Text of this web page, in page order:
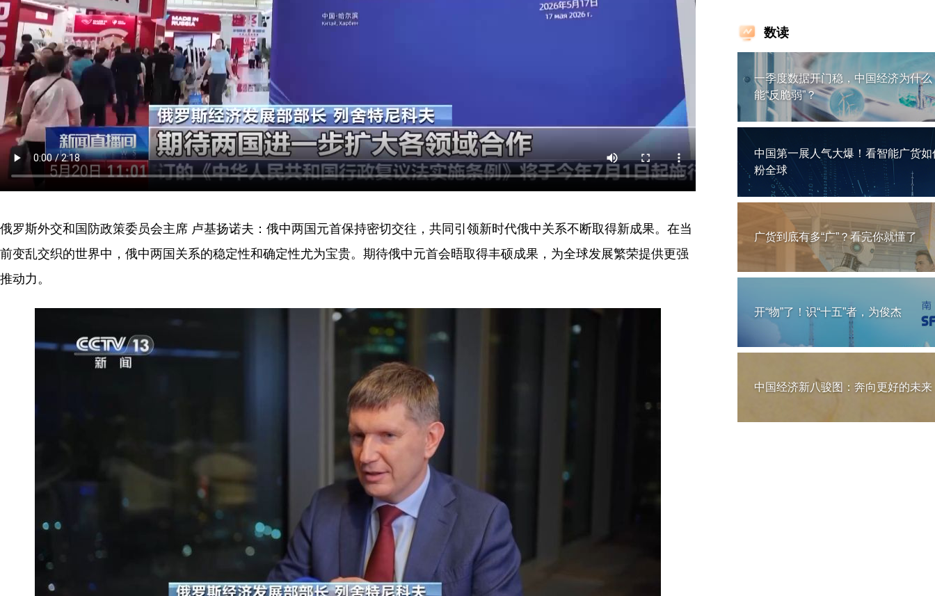
俄罗斯外交和国防政策委员会主席 卢基扬诺夫：俄中两国元首保持密切交往，共同引领新时代俄中关系不断取得新成果。在当
前变乱交织的世界中，俄中两国关系的稳定性和确定性尤为宝贵。期待俄中元首会晤取得丰硕成果，为全球发展繁荣提供更强
推动力。
数读
一季度数据开门稳，中国经济为什么
能“反脆弱”？
中国第一展人气大爆！看智能广货如
粉全球
广货到底有多“广”？看完你就懂了
开“物”了！识“十五”者，为俊杰
中国经济新八骏图：奔向更好的未来